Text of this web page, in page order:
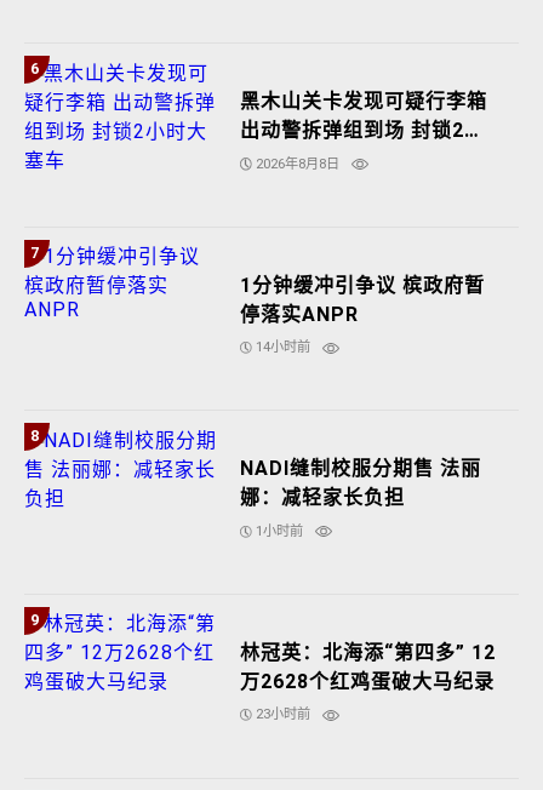
6
黑木山关卡发现可疑行李箱
出动警拆弹组到场 封锁2小
时大塞车
2026年8月8日
7
1分钟缓冲引争议 槟政府暂
停落实ANPR
14小时前
8
NADI缝制校服分期售 法丽
娜：减轻家长负担
1小时前
9
林冠英：北海添“第四多” 12
万2628个红鸡蛋破大马纪录
23小时前